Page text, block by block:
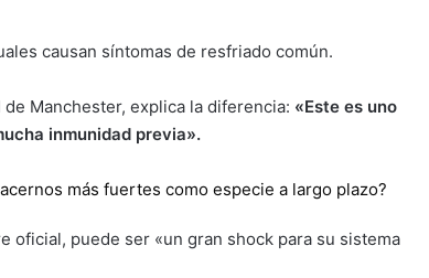
causan síntomas de resfriado común.
Manchester, explica la diferencia: «Este es uno
inmunidad previa».
más fuertes como especie a largo plazo?
oficial, puede ser «un gran shock para su sistema